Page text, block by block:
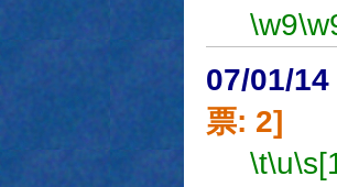
\w9
07/01/
票: 2]
\t\u